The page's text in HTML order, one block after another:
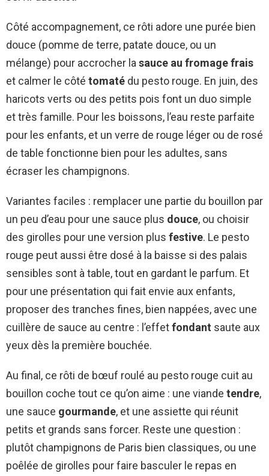
Côté accompagnement, ce rôti adore une purée bien
douce (pomme de terre, patate douce, ou un
mélange) pour accrocher la sauce au fromage frais
et calmer le côté tomaté du pesto rouge. En juin, des
haricots verts ou des petits pois font un duo simple
et très famille. Pour les boissons, l’eau reste parfaite
pour les enfants, et un verre de rouge léger ou de rosé
de table fonctionne bien pour les adultes, sans
écraser les champignons.
Variantes faciles : remplacer une partie du bouillon par
un peu d’eau pour une sauce plus douce, ou choisir
des girolles pour une version plus festive. Le pesto
rouge peut aussi être dosé à la baisse si des palais
sensibles sont à table, tout en gardant le parfum. Et
pour une présentation qui fait envie aux enfants,
proposer des tranches fines, bien nappées, avec une
cuillère de sauce au centre : l’effetfondant saute aux
yeux dès la première bouchée.
Au final, ce rôti de bœuf roulé au pesto rouge cuit au
bouillon coche tout ce qu’on aime : une viande tendre,
une sauce gourmande, et une assiette qui réunit
petits et grands sans forcer. Reste une question :
plutôt champignons de Paris bien classiques, ou une
poêlée de girolles pour faire basculer le repas en